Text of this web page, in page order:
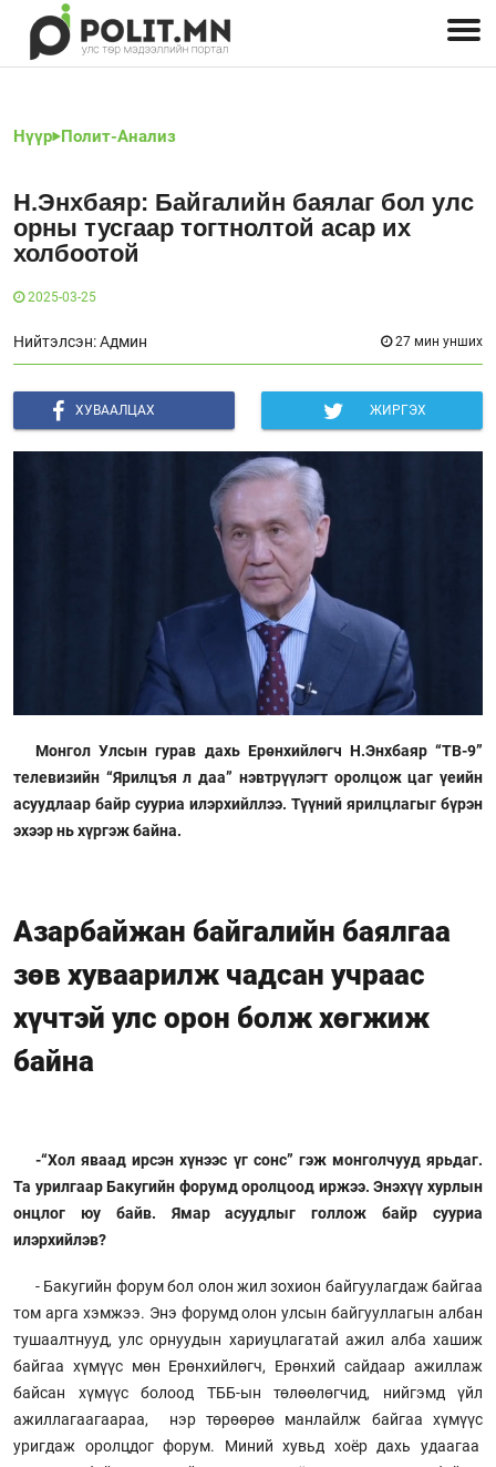
Нүүр Полит-Анализ
Н.Энхбаяр: Байгалийн баялаг бол улс
орны тусгаар тогтнолтой асар их
холбоотой
2025-03-25
Нийтэлсэн: Админ 27 мин унших
ХУВААЛЦАХ ЖИРГЭХ
Монгол Улсын гурав дахь Ерөнхийлөгч Н.Энхбаяр “ТВ-9”
телевизийн “Ярилцъя л даа” нэвтрүүлэгт оролцож цаг үеийн
асуудлаар байр сууриа илэрхийллээ. Түүний ярилцлагыг бүрэн
эхээр нь хүргэж байна.
Азарбайжан байгалийн баялгаа
зөв хуваарилж чадсан учраас
хүчтэй улс орон болж хөгжиж
байна
-“Хол яваад ирсэн хүнээс үг сонс” гэж монголчууд ярьдаг.
Та урилгаар Бакугийн форумд оролцоод иржээ. Энэхүү хурлын
онцлог юу байв. Ямар асуудлыг голлож байр сууриа
илэрхийлэв?
- Бакугийн форум бол олон жил зохион байгуулагдаж байгаа
том арга хэмжээ. Энэ форумд олон улсын байгууллагын албан
тушаалтнууд, улс орнуудын хариуцлагатай ажил алба хашиж
байгаа хүмүүс мөн Ерөнхийлөгч, Ерөнхий сайдаар ажиллаж
байсан хүмүүс болоод ТББ-ын төлөөлөгчид, нийгэмд үйл
ажиллагаагаараа, нэр төрөөрөө манлайлж байгаа хүмүүс
уригдаж оролцдог форум. Миний хувьд хоёр дахь удаагаа